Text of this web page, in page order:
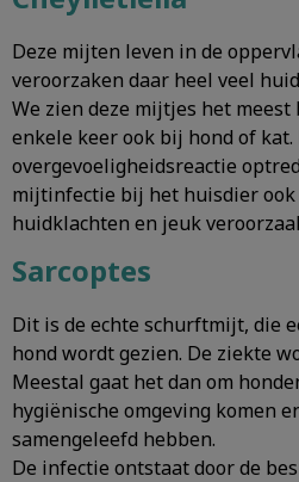
Deze mijten leven in de
veroorzaken daar heel veel
We zien deze mijtjes het
enkele keer ook bij hond of kat.
overgevoeligheidsreactie
mijtinfectie bij het huisdier ook
huidklachten en jeuk
Sarcoptes
Dit is de echte schurftmijt, die
hond wordt gezien. De ziekte
Meestal gaat het dan om
hygiënische omgeving komen
samengeleefd hebben.
De infectie ontstaat door de